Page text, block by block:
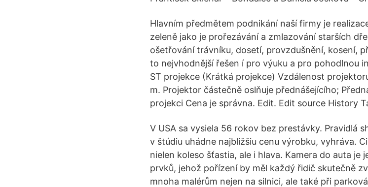
Hlavním předmětem podnikání naší firmy je
zeleně jako je prořezávání a zmlazování starších
ošetřování trávníku, dosetí, provzdušnění, kosení,
to nejvhodnější řešen í pro výuku a pro pohodlnou
ST projekce (Krátká projekce) Vzdálenost
m. Projektor částečně oslňuje přednášejícího;
projekci Cena je správna. Edit. Edit source History
V USA sa vysiela 56 rokov bez prestávky. Pravidlá
v štúdiu uhádne najbližšiu cenu výrobku, vyhráva.
nielen koleso šťastia, ale i hlava. Kamera do auta
prvků, jehož pořízení by měl každý řidič skutečně
mnoha malérům nejen na silnici, ale také při